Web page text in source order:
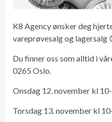
K8 Agency ønsker deg
vareprøvesalg og lagersalg
Du finner oss som alltid i
0265 Oslo.
Onsdag 12. november kl
Torsdag 13. november kl